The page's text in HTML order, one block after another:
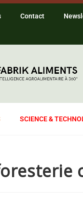
Contact
SCIENCE &